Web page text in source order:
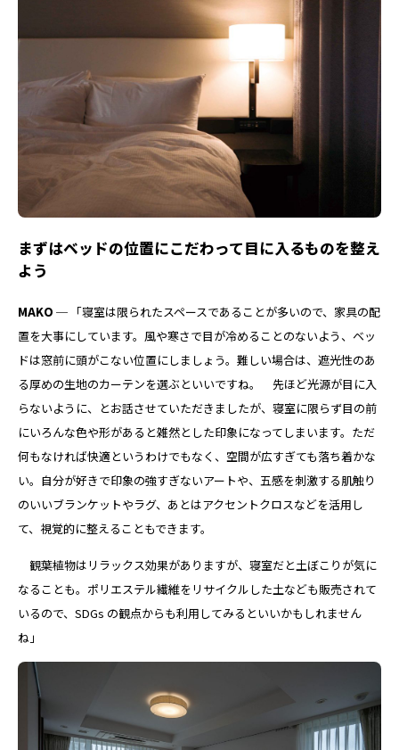
まずはベッドの位置にこだわって目に入るものを整え
よう
MAKO ─ 「寝室は限られたスペースであることが多いので、家具の配
置を大事にしています。風や寒さで目が冷めることのないよう、ベッ
ドは窓前に頭がこない位置にしましょう。難しい場合は、遮光性のあ
る厚めの生地のカーテンを選ぶといいですね。 先ほど光源が目に入
らないように、とお話させていただきましたが、寝室に限らず目の前
にいろんな色や形があると雑然とした印象になってしまいます。ただ
何もなければ快適というわけでもなく、空間が広すぎても落ち着かな
い。自分が好きで印象の強すぎないアートや、五感を刺激する肌触り
のいいブランケットやラグ、あとはアクセントクロスなどを活用し
て、視覚的に整えることもできます。
観葉植物はリラックス効果がありますが、寝室だと土ぼこりが気に
なることも。ポリエステル繊維をリサイクルした土なども販売されて
いるので、SDGs の観点からも利用してみるといいかもしれません
ね」